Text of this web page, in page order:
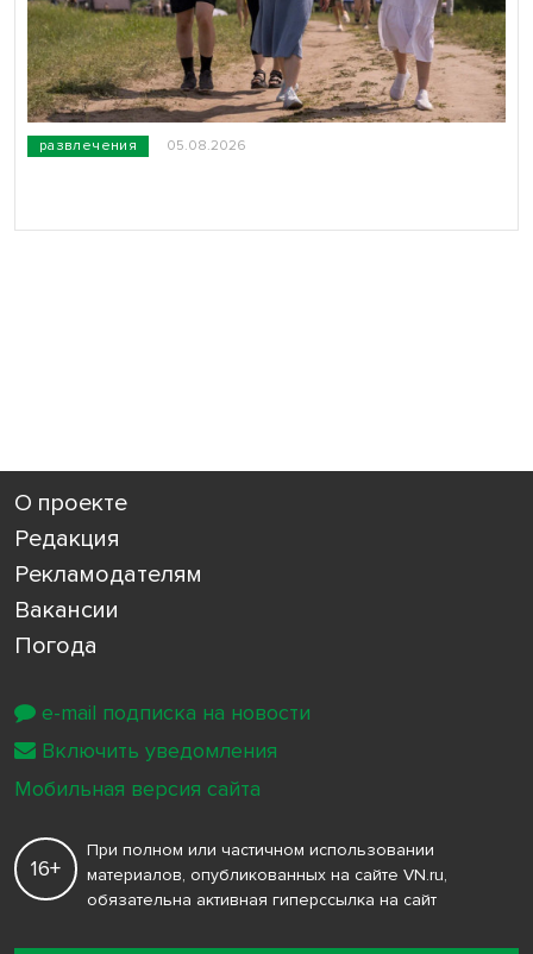
развлечения 05.08.2026
О проекте
Редакция
Рекламодателям
Вакансии
Погода
16+
При полном или частичном использовании
материалов, опубликованных на сайте VN.ru,
обязательна активная гиперссылка на сайт
e-mail подписка на новости
Включить уведомления
Мобильная версия сайта